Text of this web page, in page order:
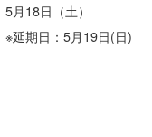
5月18日（土）
※延期日：5月19日(日)
OYZ